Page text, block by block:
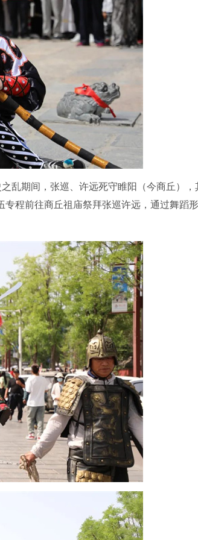
乱期间，张巡、许远死守睢阳（今商丘），
程前往商丘祖庙祭拜张巡许远，通过舞蹈